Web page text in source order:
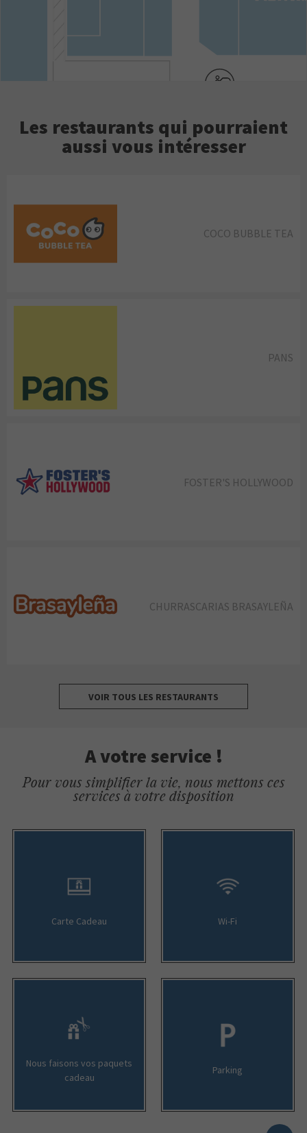
Les restaurants qui pourraient
aussi vous intéresser
COCO BUBBLE TEA
PANS
FOSTER'S HOLLYWOOD
CHURRASCARIAS BRASAYLEÑA
VOIR TOUS LES RESTAURANTS
A votre service !
Pour vous simplifier la vie, nous mettons ces
services à votre disposition
Carte Cadeau Wi-Fi
Nous faisons vos paquets
cadeau
Parking